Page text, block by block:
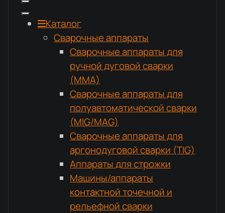
Каталог
Сварочные аппараты
Сварочные аппараты для
ручной дуговой сварки
(MMA)
Сварочные аппараты для
полуавтоматической сварки
(MIG/MAG)
Сварочные аппараты для
аргонодуговой сварки (TIG)
Аппараты для строжки
Машины/аппараты
контактной точечной и
рельефной сварки